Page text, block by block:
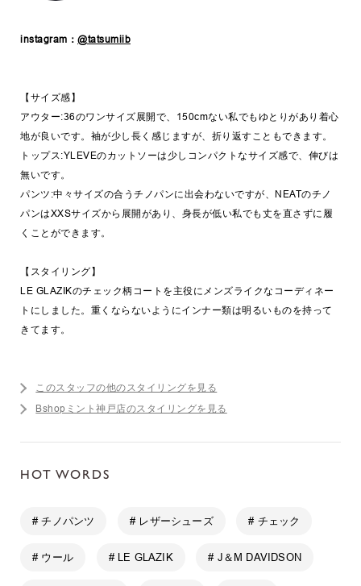
instagram： @tatsumiib
【サイズ感】
アウター:36のワンサイズ展開で、150cmない私でもゆとりがあり着心
地が良いです。袖が少し長く感じますが、折り返すこともできます。
トップス:YLEVEのカットソーは少しコンパクトなサイズ感で、伸びは
無いです。
パンツ:中々サイズの合うチノパンに出会わないですが、NEATのチノ
パンはXXSサイズから展開があり、身長が低い私でも丈を直さずに履
くことができます。
【スタイリング】
LE GLAZIKのチェック柄コートを主役にメンズライクなコーディネー
トにしました。重くならないようにインナー類は明るいものを持って
きてます。
このスタッフの他のスタイリングを見る
Bshopミント神戸店のスタイリングを見る
HOT WORDS
# チノパンツ # レザーシューズ # チェック
# ウール # LE GLAZIK # J＆M DAVIDSON